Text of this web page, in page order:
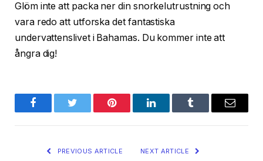
Glöm inte att packa ner din snorkelutrustning och
vara redo att utforska det fantastiska
undervattenslivet i Bahamas. Du kommer inte att
ångra dig!
FacebookTwitter Pinterest LinkedInTumblr Email
PREVIOUS ARTICLE NEXT ARTICLE